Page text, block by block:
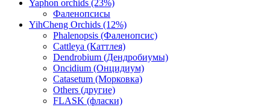
Yaphon orchids (23%)
Фаленопсисы
YihCheng Orchids (12%)
Phalenopsis (Фаленопсис)
Cattleya (Каттлея)
Dendrobium (Дендробиумы)
Oncidium (Онцидиум)
Catasetum (Морковка)
Others (другие)
FLASK (фласки)